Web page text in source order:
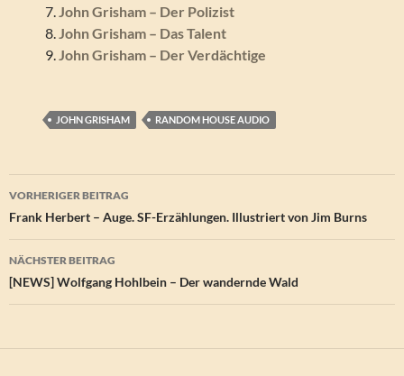
John Grisham – Der Polizist
John Grisham – Das Talent
John Grisham – Der Verdächtige
JOHN GRISHAM RANDOM HOUSE AUDIO
Beitragsnavigation
VORHERIGER BEITRAG
Frank Herbert – Auge. SF-Erzählungen. Illustriert von Jim Burns
NÄCHSTER BEITRAG
[NEWS] Wolfgang Hohlbein – Der wandernde Wald